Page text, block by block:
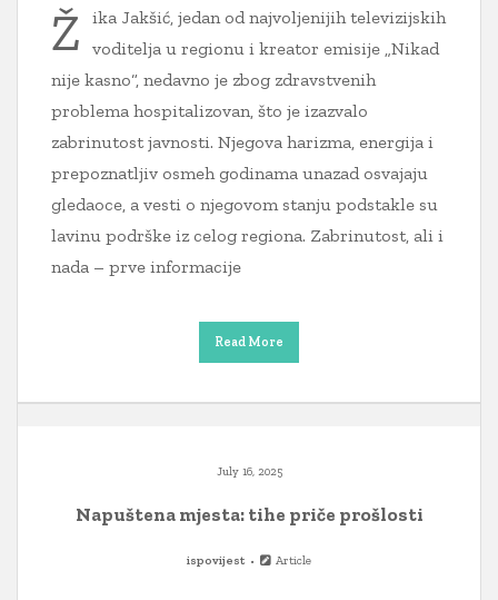
Ž
ika Jakšić, jedan od najvoljenijih televizijskih
voditelja u regionu i kreator emisije „Nikad
nije kasno“, nedavno je zbog zdravstvenih
problema hospitalizovan, što je izazvalo
zabrinutost javnosti. Njegova harizma, energija i
prepoznatljiv osmeh godinama unazad osvajaju
gledaoce, a vesti o njegovom stanju podstakle su
lavinu podrške iz celog regiona. Zabrinutost, ali i
nada – prve informacije
Read More
July 16, 2025
Napuštena mjesta: tihe priče prošlosti
ispovijest Article